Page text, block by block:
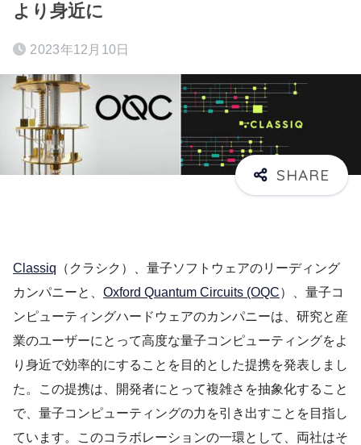
より身近に
2023年12月10日
Classiq （クラシク）、量子ソフトウェアのリーディング
カンパニーと、 Oxford Quantum Circuits (OQC）、量子コ
ンピューティングハードウェアのカンパニーは、研究と産
業のユーザーにとって高度な量子コンピューティングをよ
り身近で効率的にすることを目的とした提携を発表しまし
た。この提携は、開発者にとって複雑さを抽象化すること
で、量子コンピューティングの力を引き出すことを目指し
ています。このコラボレーションの一環として、両社はそ